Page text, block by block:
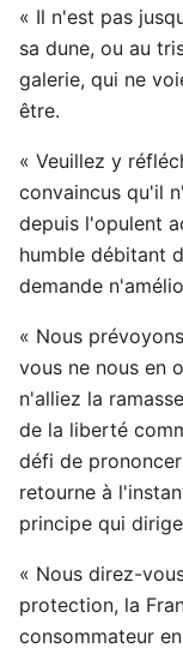
« Il n'est pas
sa dune, ou au
galerie, qui ne
être.
« Veuillez y
convaincus qu'il
depuis l'opulent
humble débitant
demande
« Nous
vous ne nous en
n'alliez la
de la liberté
défi de
retourne à
principe qui
« Nous direz-
protection, la
consommateur